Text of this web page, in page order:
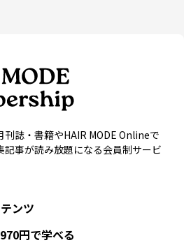
誌・書籍やHAIR MODE Onlineで
事が読み放題になる会員制サービ
ンツ
円で学べる